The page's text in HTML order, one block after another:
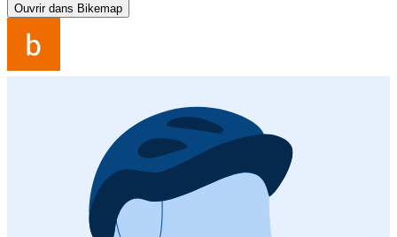
Ouvrir dans Bikemap